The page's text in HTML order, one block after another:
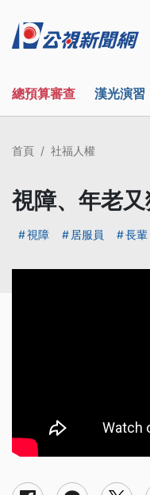
總預算審查 漢光演習
首頁 社福人權
視障、年老
視障 居服員 長輩